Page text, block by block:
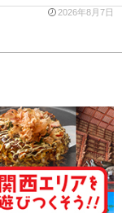
2026年8月7日